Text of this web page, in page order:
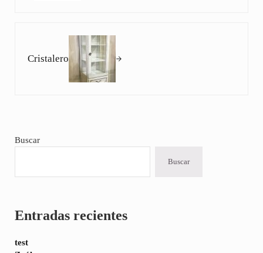
Cristalero
Sidebar
Buscar
Buscar
Entradas recientes
test